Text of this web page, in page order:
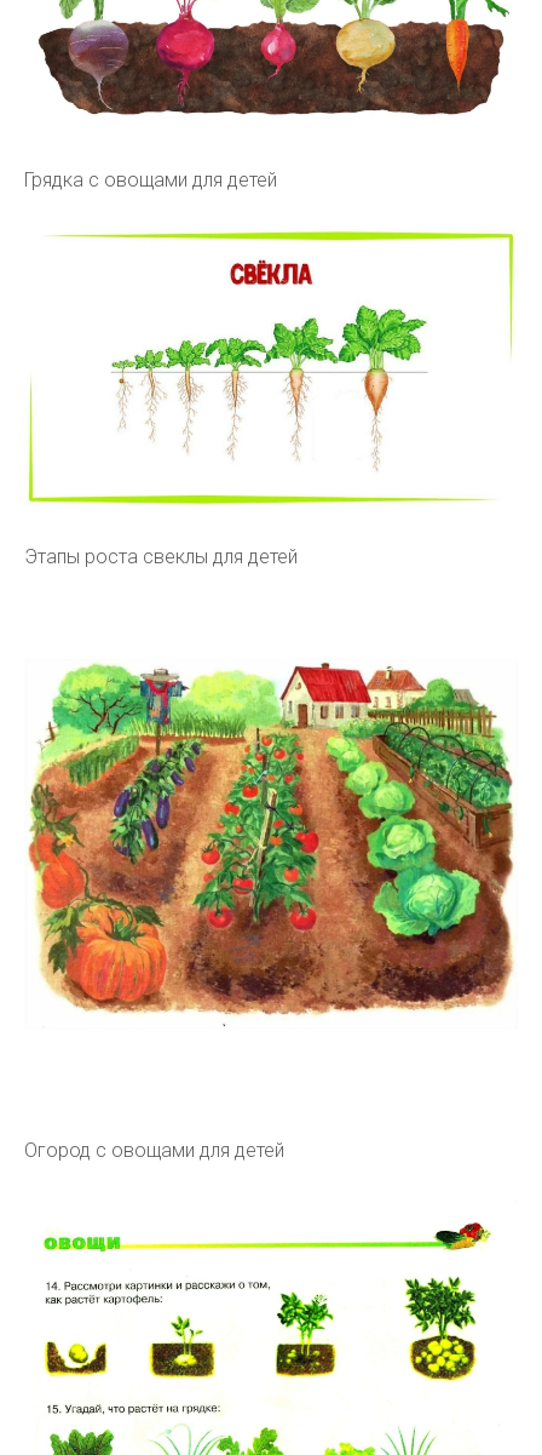
Грядка с овощами для детей
Этапы роста свеклы для детей
Огород с овощами для детей